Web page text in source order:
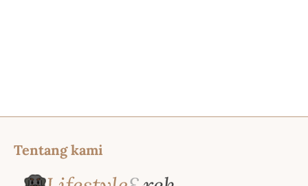
Tentang kami